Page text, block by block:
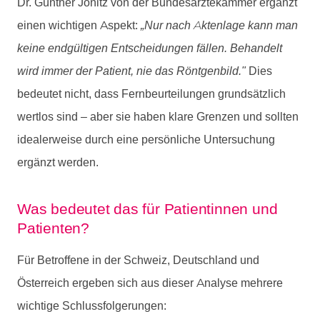
einen wichtigen Aspekt: „Nur nach Aktenlage kann man
keine endgültigen Entscheidungen fällen. Behandelt
wird immer der Patient, nie das Röntgenbild."Dies
bedeutet nicht, dass Fernbeurteilungen grundsätzlich
wertlos sind – aber sie haben klare Grenzen und sollten
idealerweise durch eine persönliche Untersuchung
ergänzt werden.
Was bedeutet das für Patientinnen und
Patienten?
Für Betroffene in der Schweiz, Deutschland und
Österreich ergeben sich aus dieser Analyse mehrere
wichtige Schlussfolgerungen: